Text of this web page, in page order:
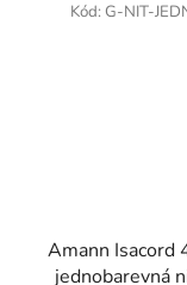
Amann Isacord
jednobarevná
Kód: G-NIT-